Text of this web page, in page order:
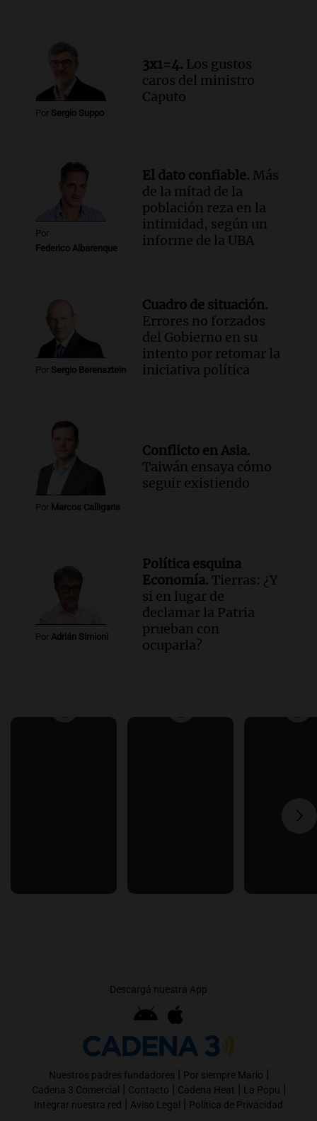
Episodios
Audio.
Una nutricionista derribó el mito
del desayuno ideal: qué alimentos
conviene priorizar
Una mañana para todos
Por Sergio Suppo
3x1=4. Los gustos
caros del ministro
Caputo
Por
Federico Albarenque
El dato confiable. Más
de la mitad de la
población reza en la
intimidad, según un
informe de la UBA
Por Sergio Berensztein
Cuadro de situación.
Errores no forzados
del Gobierno en su
intento por retomar la
iniciativa política
Por Marcos Calligaris
Conflicto en Asia.
Taiwán ensaya cómo
seguir existiendo
Por Adrián Simioni
Política esquina
Economía. Tierras: ¿Y
si en lugar de
declamar la Patria
prueban con
ocuparla?
Descargá nuestra App
Nuestros padres fundadores | Por siempre Mario |
Cadena 3 Comercial | Contacto | Cadena Heat | La Popu |
Integrar nuestra red | Aviso Legal | Política de Privacidad